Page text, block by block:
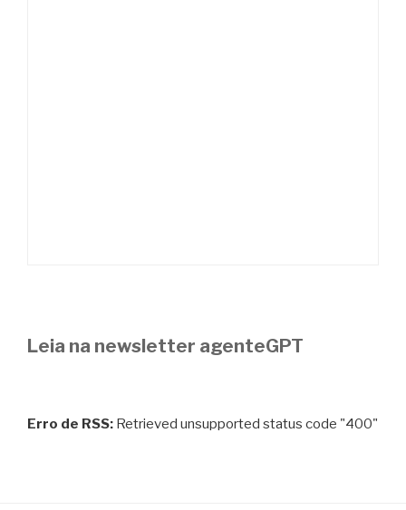
Leia na newsletter agenteGPT
Erro de RSS: Retrieved unsupported status code "400"